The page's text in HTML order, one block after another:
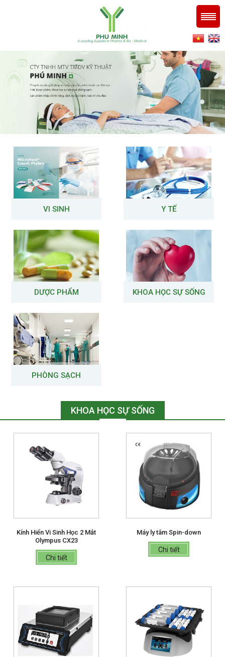
VI SINH Y TẾ
DƯỢC PHẨM KHOA HỌC SỰ SỐNG
PHÒNG SẠCH
KHOA HỌC SỰ SỐNG
Kính Hiển Vi Sinh Học 2 Mắt
Olympus CX23
Chi tiết
Máy ly tâm Spin-down
Chi tiết